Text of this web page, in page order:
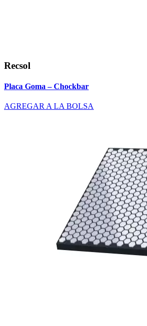
Recsol
Placa Goma – Chockbar
AGREGAR A LA BOLSA